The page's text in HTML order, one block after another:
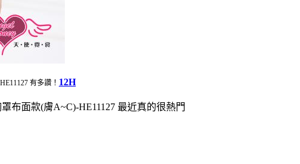
有多讚！ 12H
布面款(膚A~C)-HE11127 最近真的很熱門